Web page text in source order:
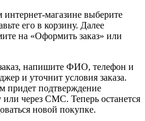
магазине выберите
его в корзину. Далее
на «Оформить заказ» или
напишите ФИО, телефон и
и уточнит условия заказа.
придет подтверждение
через СМС. Теперь останется
новой покупке.